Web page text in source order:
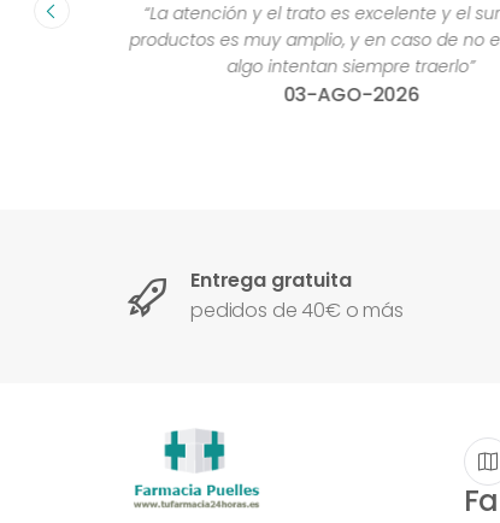
”
“La atención y el trato es excelente y el
productos es muy amplio, y en caso de no
algo intentan siempre traerlo”
03-AGO-2026
Entrega gratuita
pedidos de 40€ o más